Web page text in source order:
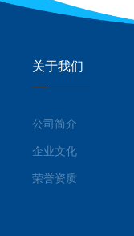
关于我们
公司简介
企业文化
荣誉资质